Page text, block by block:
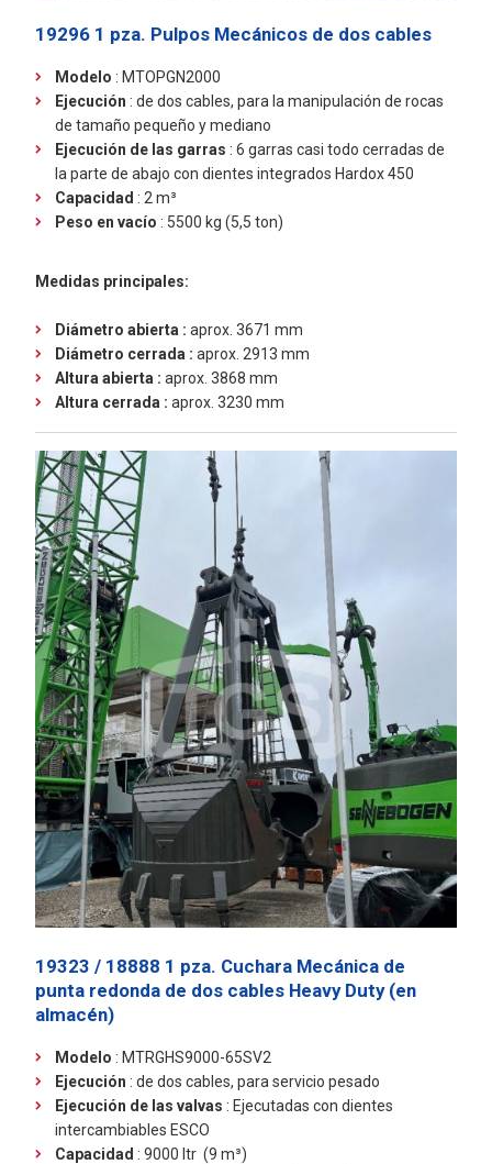
19296 1 pza. Pulpos Mecánicos de dos cables
Modelo : MTOPGN2000
Ejecución : de dos cables, para la manipulación de rocas
de tamaño pequeño y mediano
Ejecución de las garras : 6 garras casi todo cerradas de
la parte de abajo con dientes integrados Hardox 450
Capacidad : 2 m³
Peso en vacío : 5500 kg (5,5 ton)
Medidas principales:
Diámetro abierta : aprox. 3671 mm
Diámetro cerrada : aprox. 2913 mm
Altura abierta : aprox. 3868 mm
Altura cerrada : aprox. 3230 mm
19323 / 18888 1 pza. Cuchara Mecánica de
punta redonda de dos cables Heavy Duty (en
almacén)
Modelo : MTRGHS9000-65SV2
Ejecución : de dos cables, para servicio pesado
Ejecución de las valvas : Ejecutadas con dientes
intercambiables ESCO
Capacidad : 9000 ltr (9 m³)